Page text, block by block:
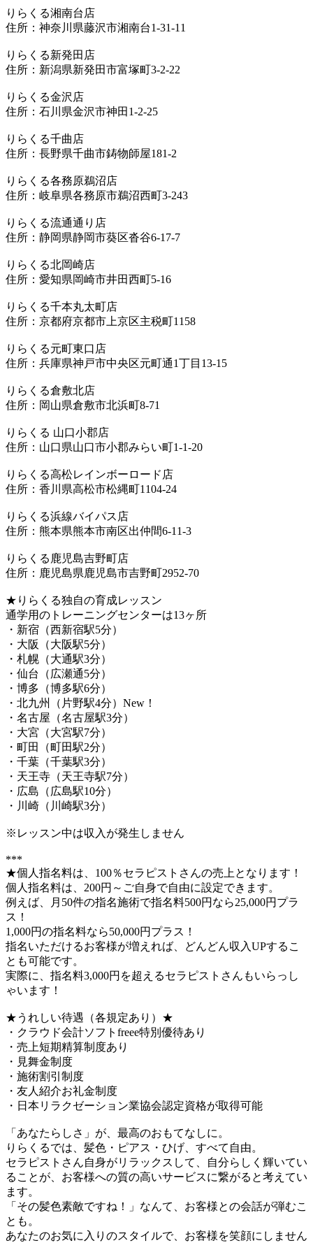
りらくる湘南台店
住所：神奈川県藤沢市湘南台1-31-11
りらくる新発田店
住所：新潟県新発田市富塚町3-2-22
りらくる金沢店
住所：石川県金沢市神田1-2-25
りらくる千曲店
住所：長野県千曲市鋳物師屋181-2
りらくる各務原鵜沼店
住所：岐阜県各務原市鵜沼西町3-243
りらくる流通通り店
住所：静岡県静岡市葵区沓谷6-17-7
りらくる北岡崎店
住所：愛知県岡崎市井田西町5-16
りらくる千本丸太町店
住所：京都府京都市上京区主税町1158
りらくる元町東口店
住所：兵庫県神戸市中央区元町通1丁目13-15
りらくる倉敷北店
住所：岡山県倉敷市北浜町8-71
りらくる 山口小郡店
住所：山口県山口市小郡みらい町1-1-20
りらくる高松レインボーロード店
住所：香川県高松市松縄町1104-24
りらくる浜線バイパス店
住所：熊本県熊本市南区出仲間6-11-3
りらくる鹿児島吉野町店
住所：鹿児島県鹿児島市吉野町2952-70
★りらくる独自の育成レッスン
通学用のトレーニングセンターは13ヶ所
・新宿（西新宿駅5分）
・大阪（大阪駅5分）
・札幌（大通駅3分）
・仙台（広瀬通5分）
・博多（博多駅6分）
・北九州（片野駅4分）New！
・名古屋（名古屋駅3分）
・大宮（大宮駅7分）
・町田（町田駅2分）
・千葉（千葉駅3分）
・天王寺（天王寺駅7分）
・広島（広島駅10分）
・川崎（川崎駅3分）
※レッスン中は収入が発生しません
***
★個人指名料は、100％セラピストさんの売上となります！
個人指名料は、200円～ご自身で自由に設定できます。
例えば、月50件の指名施術で指名料500円なら25,000円プラ
ス！
1,000円の指名料なら50,000円プラス！
指名いただけるお客様が増えれば、どんどん収入UPするこ
とも可能です。
実際に、指名料3,000円を超えるセラピストさんもいらっし
ゃいます！
★うれしい待遇（各規定あり）★
・クラウド会計ソフトfreee特別優待あり
・売上短期精算制度あり
・見舞金制度
・施術割引制度
・友人紹介お礼金制度
・日本リラクゼーション業協会認定資格が取得可能
「あなたらしさ」が、最高のおもてなしに。
りらくるでは、髪色・ピアス・ひげ、すべて自由。
セラピストさん自身がリラックスして、自分らしく輝いてい
ることが、お客様への質の高いサービスに繋がると考えてい
ます。
「その髪色素敵ですね！」なんて、お客様との会話が弾むこ
とも。
あなたのお気に入りのスタイルで、お客様を笑顔にしません